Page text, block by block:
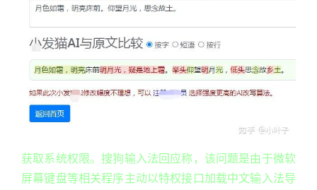
获取系统权限。搜狗输入法回应称，该问题是由于微软
屏幕键盘等相关程序主动以特权接口加载中文输入法导